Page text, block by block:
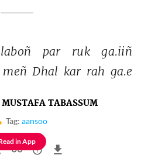
in App
laboñ par ruk
ga.iiñ
meñ Dhal kar rah ga.e
TABASSUM
Tag: aansoo